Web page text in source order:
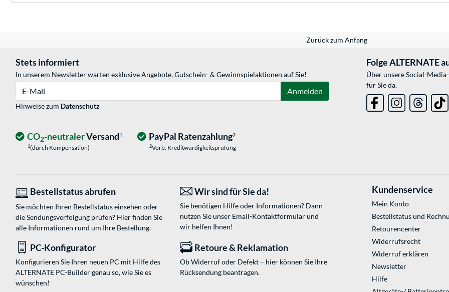
Zurück zum Anfang
Stets informiert
In unserem Newsletter warten exklusive Angebote, Gutschein- & Gewinnspielaktionen auf Sie!
Anmelden
Hinweise zum Datenschutz
Folge ALTERNATE
Über unsere Social-
für Sie da.
CO2-neutralerVersand1
1(durch Kompensation)
PayPal Ratenzahlung2
2Vorb. Kreditwürdigkeitsprüfung
Bestellstatus abrufen
Sie möchten Ihren Bestellstatus einsehen oder
die Sendungsverfolgung prüfen? Hier finden Sie
alle Informationen rund um Ihre Bestellung.
Wir sind für Sie da!
Sie benötigen Hilfe oder Informationen? Dann
nutzen Sie unser Email-Kontaktformularund
wir helfen Ihnen!
PC-Konfigurator
Konfigurieren Sie Ihren neuen PC mit Hilfe des
ALTERNATE PC-Builder genau so, wie Sie es
wünschen!
Retoure & Reklamation
Ob Widerruf oder Defekt – hier können Sie Ihre
Rücksendung beantragen.
Kundenservice
Mein Konto
Bestellstatus und
Retourencenter
Widerrufsrecht
Widerruf erklären
Newsletter
Hilfe